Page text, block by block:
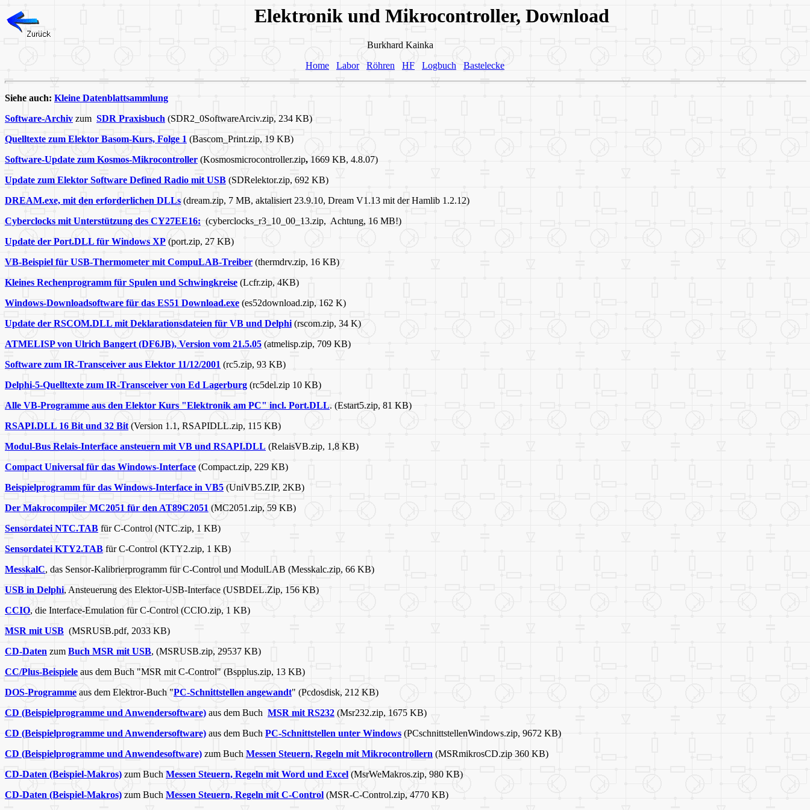
Elektronik und Mikrocontroller, Download
Burkhard Kainka
Home
Labor Röhren HF Logbuch Bastelecke
Siehe auch: Kleine Datenblattsammlung
Software-Archiv zum SDR Praxisbuch (SDR2_0SoftwareArciv.zip, 234 KB)
Quelltexte zum Elektor Basom-Kurs, Folge 1 (Bascom_Print.zip, 19 KB)
Software-Update zum Kosmos-Mikrocontroller (Kosmosmicrocontroller.zip, 1669 KB, 4.8.07)
Update zum Elektor Software Defined Radio mit USB (SDRelektor.zip, 692 KB)
DREAM.exe, mit den erforderlichen DLLs (dream.zip, 7 MB, aktalisiert 23.9.10, Dream V1.13 mit der Hamlib 1.2.12)
Cyberclocks mit Unterstützung des CY27EE16: (cyberclocks_r3_10_00_13.zip, Achtung, 16 MB!)
Update der Port.DLL für Windows XP (port.zip, 27 KB)
VB-Beispiel für USB-Thermometer mit CompuLAB-Treiber (thermdrv.zip, 16 KB)
Kleines Rechenprogramm für Spulen und Schwingkreise (Lcfr.zip, 4KB)
Windows-Downloadsoftware für das ES51 Download.exe (es52download.zip, 162 K)
Update der RSCOM.DLL mit Deklarationsdateien für VB und Delphi(rscom.zip, 34 K)
ATMELISP von Ulrich Bangert (DF6JB), Version vom 21.5.05 (atmelisp.zip, 709 KB)
Software zum IR-Transceiver aus Elektor 11/12/2001 (rc5.zip, 93 KB)
Delphi-5-Quelltexte zum IR-Transceiver von Ed Lagerburg (rc5del.zip 10 KB)
Alle VB-Programme aus den Elektor Kurs "Elektronik am PC" incl. Port.DLL. (Estart5.zip, 81 KB)
RSAPI.DLL 16 Bit und 32 Bit (Version 1.1, RSAPIDLL.zip, 115 KB)
Modul-Bus Relais-Interface ansteuern mit VB und RSAPI.DLL (RelaisVB.zip, 1,8 KB)
Compact Universal für das Windows-Interface (Compact.zip, 229 KB)
Beispielprogramm für das Windows-Interface in VB5 (UniVB5.ZIP, 2KB)
Der Makrocompiler MC2051 für den AT89C2051 (MC2051.zip, 59 KB)
Sensordatei NTC.TAB für C-Control (NTC.zip, 1 KB)
Sensordatei KTY2.TAB für C-Control (KTY2.zip, 1 KB)
MesskalC, das Sensor-Kalibrierprogramm für C-Control und ModulLAB (Messkalc.zip, 66 KB)
USB in Delphi, Ansteuerung des Elektor-USB-Interface (USBDEL.Zip, 156 KB)
CCIO, die Interface-Emulation für C-Control (CCIO.zip, 1 KB)
MSR mit USB (MSRUSB.pdf, 2033 KB)
CD-Daten zum Buch MSR mit USB, (MSRUSB.zip, 29537 KB)
CC/Plus-Beispiele aus dem Buch "MSR mit C-Control" (Bspplus.zip, 13 KB)
DOS-Programme aus dem Elektror-Buch "PC-Schnittstellen angewandt" (Pcdosdisk, 212 KB)
CD (Beispielprogramme und Anwendersoftware) aus dem Buch MSR mit RS232 (Msr232.zip, 1675 KB)
CD (Beispielprogramme und Anwendersoftware) aus dem Buch PC-Schnittstellen unter Windows (PCschnittstellenWindows.zip, 9672 KB)
CD (Beispielprogramme und Anwendesoftware) zum Buch Messen Steuern, Regeln mit Mikrocontrollern (MSRmikrosCD.zip 360 KB)
CD-Daten (Beispiel-Makros) zum Buch Messen Steuern, Regeln mit Word und Excel (MsrWeMakros.zip, 980 KB)
CD-Daten (Beispiel-Makros) zum Buch Messen Steuern, Regeln mit C-Control (MSR-C-Control.zip, 4770 KB)